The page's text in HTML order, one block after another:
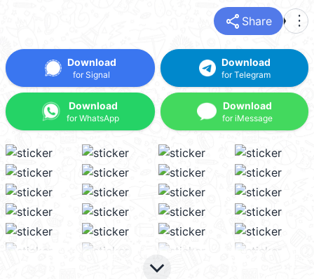
share Share more_vert
Download
for Signal
Download
for WhatsApp
Download
for Telegram
Download
for iMessage
keyboard_arrow_down